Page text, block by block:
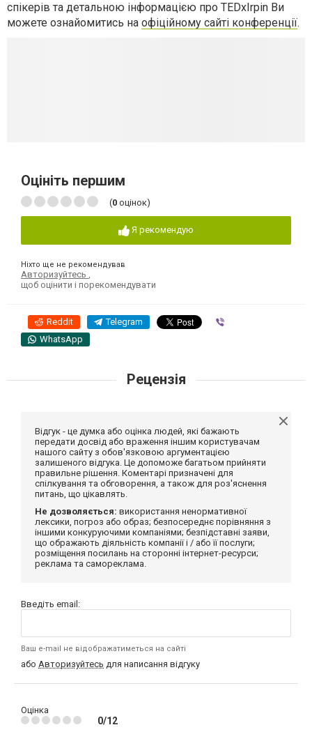
спікерів та детальною інформацією про TEDxIrpin Ви
можете ознайомитись на офіційному сайті конференції.
Оцініть першим
(0 оцінок)
Я рекомендую
Ніхто ще не рекомендував
Авторизуйтесь
щоб оцінити і порекомендувати
Reddit Telegram
WhatsApp
Рецензія
Відгук - це думка або оцінка людей, які бажають
передати досвід або враження іншим користувачам
нашого сайту з обов'язковою аргументацією
залишеного відгука. Це допоможе багатьом прийняти
правильне рішення. Коментарі призначені для
спілкування та обговорення, а також для роз'яснення
питань, що цікавлять.
Не дозволяється: використання ненормативної
лексики, погроз або образ; безпосереднє порівняння з
іншими конкуруючими компаніями; безпідставні заяви,
що ображають діяльність компанії і / або її послуги;
розміщення посилань на сторонні інтернет-ресурси;
реклама та самореклама.
Введіть email:
Ваш e-mail не відображатиметься на сайті
або Авторизуйтесь для написання відгуку
Оцінка
0/12